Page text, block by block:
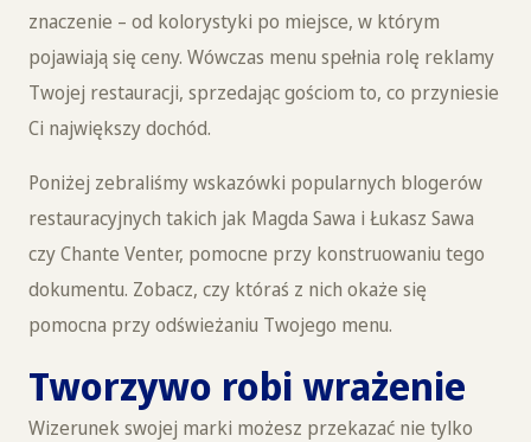
znaczenie – od kolorystyki po miejsce, w którym
pojawiają się ceny. Wówczas menu spełnia rolę reklamy
Twojej restauracji, sprzedając gościom to, co przyniesie
Ci największy dochód.
Poniżej zebraliśmy wskazówki popularnych blogerów
restauracyjnych takich jak Magda Sawa i Łukasz Sawa
czy Chante Venter, pomocne przy konstruowaniu tego
dokumentu. Zobacz, czy któraś z nich okaże się
pomocna przy odświeżaniu Twojego menu.
Tworzywo robi wrażenie
Wizerunek swojej marki możesz przekazać nie tylko